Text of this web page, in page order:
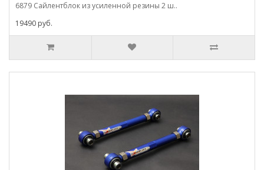
6879 Сайлентблок из усиленной резины 2 ш..
19490 руб.